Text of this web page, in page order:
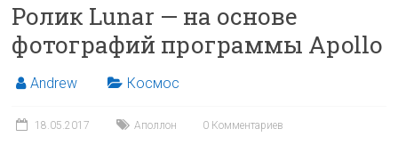
Ролик Lunar — на основе
фотографий программы Apollo
Andrew Космос
18.05.2017 Аполлон 0 Комментариев